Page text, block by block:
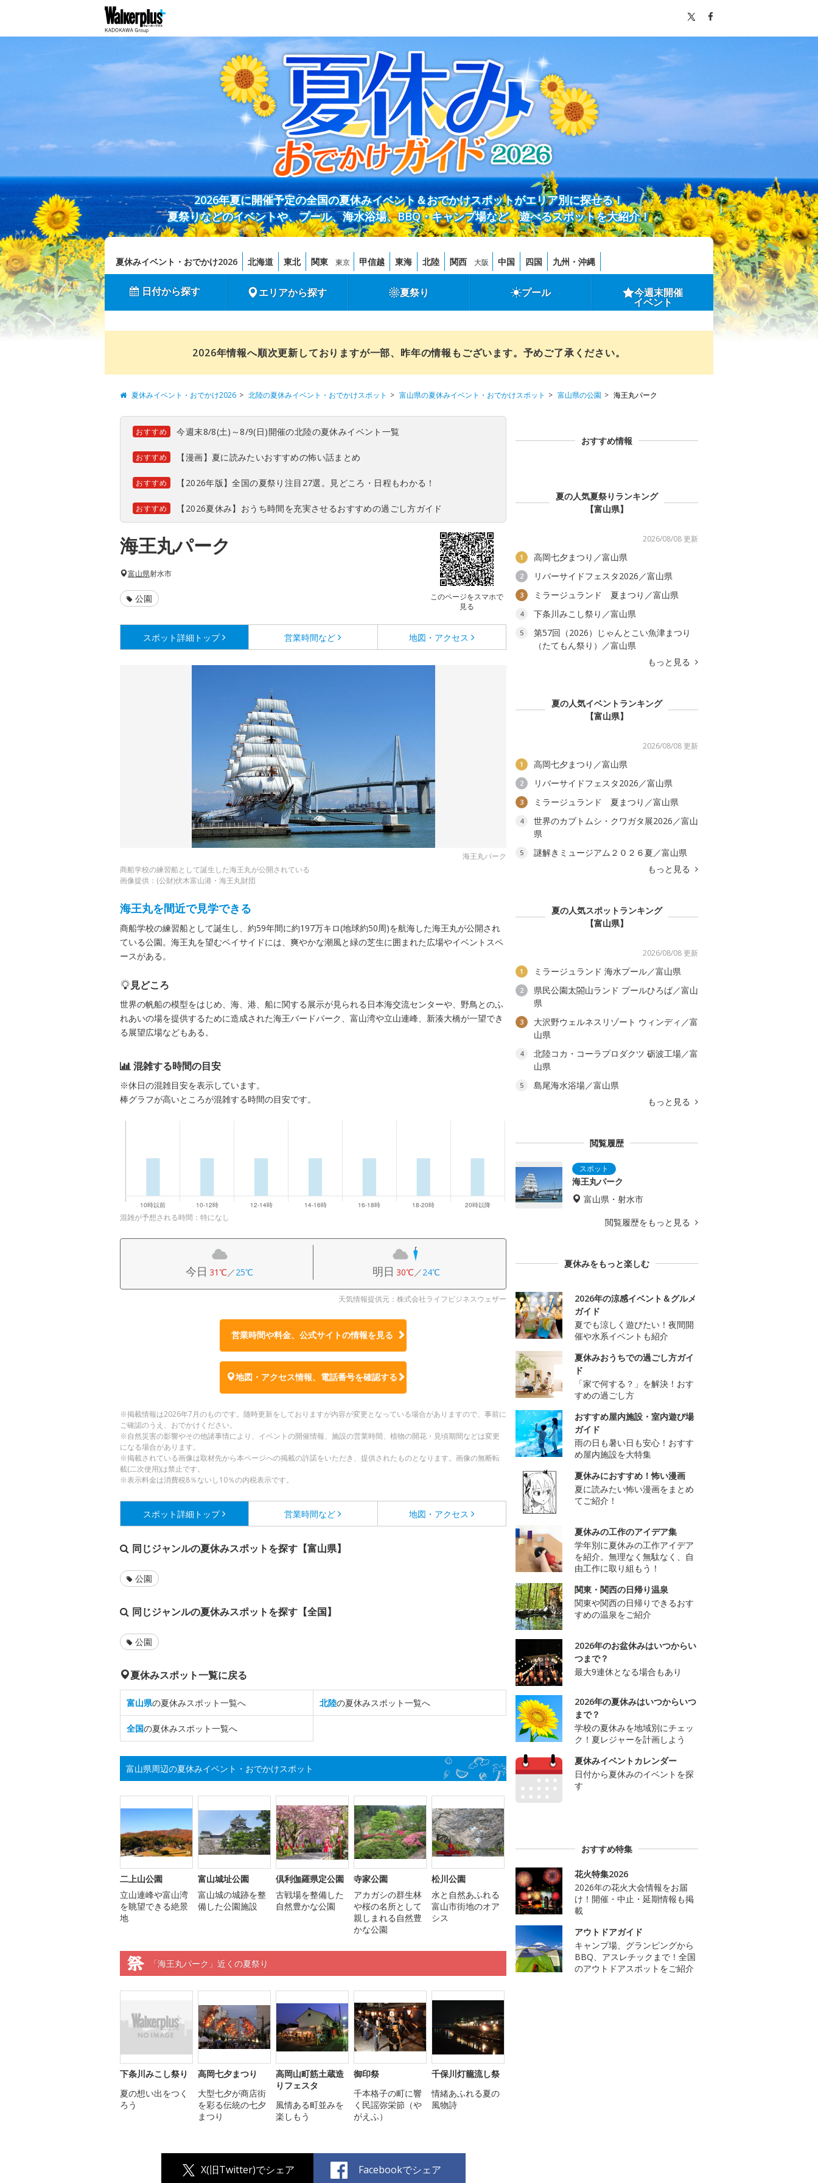
2026年夏に開催予定の全国の夏休みイベント＆おでかけスポットがエリア別に探せる！
夏祭りなどのイベントや、プール、海水浴場、BBQ・キャンプ場など、遊べるスポットを大紹介！
夏休みイベント・おでかけ2026 北海道 東北 関東 東京 甲信越 東海 北陸 関西 大阪 中国 四国 九州・沖縄
日付から探す エリアから探す 夏祭り プール 今週末開催
イベント
2026年情報へ順次更新しておりますが一部、昨年の情報もございます。予めご了承ください。
夏休みイベント・おでかけ2026 北陸の夏休みイベント・おでかけスポット 富山県の夏休みイベント・おでかけスポット 富山県の公園 海王丸パーク
おすすめ 今週末8/8(土)～8/9(日)開催の北陸の夏休みイベント一覧
おすすめ 【漫画】夏に読みたいおすすめの怖い話まとめ
おすすめ 【2026年版】全国の夏祭り注目27選。見どころ・日程もわかる！
おすすめ 【2026夏休み】おうち時間を充実させるおすすめの過ごし方ガイド
海王丸パーク
このページをスマホで
見る
富山県射水市
公園
スポット詳細 トップ 営業時間など 地図・アクセス
海王丸パーク
商船学校の練習船として誕生した海王丸が公開されている
画像提供：(公財)伏木富山港・海王丸財団
海王丸を間近で見学できる
商船学校の練習船として誕生し、約59年間に約197万キロ(地球約50周)を航海した海王丸が公開され
ている公園。海王丸を望むベイサイドには、爽やかな潮風と緑の芝生に囲まれた広場やイベントスペ
ースがある。
見どころ
世界の帆船の模型をはじめ、海、港、船に関する展示が見られる日本海交流センターや、野鳥とのふ
れあいの場を提供するために造成された海王バードパーク、富山湾や立山連峰、新湊大橋が一望でき
る展望広場などもある。
混雑する時間の目安
※休日の混雑目安を表示しています。
棒グラフが高いところが混雑する時間の目安です。
混雑が予想される時間：特になし
今日 31℃／25℃ 明日 30℃／24℃
天気情報提供元：株式会社ライフビジネスウェザー
営業時間や料金、公式サイトの情報を見る
地図・アクセス情報、電話番号を確認する
※掲載情報は2026年7月のものです。随時更新をしておりますが内容が変更となっている場合がありますので、事前に
ご確認のうえ、おでかけください。
※自然災害の影響やその他諸事情により、イベントの開催情報、施設の営業時間、植物の開花・見頃期間などは変更
になる場合があります。
※掲載されている画像は取材先から本ページへの掲載の許諾をいただき、提供されたものとなります。画像の無断転
載(二次使用)は禁止です。
※表示料金は消費税8％ないし10％の内税表示です。
スポット詳細 トップ 営業時間など 地図・アクセス
同じジャンルの夏休みスポットを探す【富山県】
公園
同じジャンルの夏休みスポットを探す【全国】
公園
夏休みスポット一覧に戻る
富山県の夏休みスポット一覧へ 北陸の夏休みスポット一覧へ
全国の夏休みスポット一覧へ
富山県周辺の夏休みイベント・おでかけスポット
二上山公園
立山連峰や富山湾
を眺望できる絶景
地
富山城址公園
富山城の城跡を整
備した公園施設
倶利伽羅県定公園
古戦場を整備した
自然豊かな公園
寺家公園
アカガシの群生林
や桜の名所として
親しまれる自然豊
かな公園
松川公園
水と自然あふれる
富山市街地のオア
シス
「海王丸パーク」近くの夏祭り
下条川みこし祭り
夏の想い出をつく
ろう
高岡七夕まつり
大型七夕が商店街
を彩る伝統の七夕
まつり
高岡山町筋土蔵造
りフェスタ
風情ある町並みを
楽しもう
御印祭
千本格子の町に響
く民謡弥栄節（や
がえふ）
千保川灯籠流し祭
情緒あふれる夏の
風物詩
X(旧Twitter)でシェア Facebookでシェア
おすすめ情報
夏の人気夏祭りランキング
【富山県】
2026/08/08 更新
1 高岡七夕まつり／富山県
2 リバーサイドフェスタ2026／富山県
3 ミラージュランド 夏まつり／富山県
4 下条川みこし祭り／富山県
5
第57回（2026）じゃんとこい魚津まつり
（たてもん祭り）／富山県
もっと見る
夏の人気イベントランキング
【富山県】
2026/08/08 更新
1 高岡七夕まつり／富山県
2 リバーサイドフェスタ2026／富山県
3 ミラージュランド 夏まつり／富山県
4
世界のカブトムシ・クワガタ展2026／富山
県
5
謎解きミュージアム２０２６夏／富山県
もっと見る
夏の人気スポットランキング
【富山県】
2026/08/08 更新
1 ミラージュランド 海水プール／富山県
2
県民公園太閤山ランド プールひろば／富山
県
3
大沢野ウェルネスリゾート ウィンディ／富
山県
4
北陸コカ・コーラプロダクツ 砺波工場／富
山県
5
島尾海水浴場／富山県
もっと見る
閲覧履歴
海王丸パーク
富山県・射水市
閲覧履歴をもっと見る
夏休みをもっと楽しむ
2026年の涼感イベント＆グルメ
ガイド
夏でも涼しく遊びたい！夜間開
催や水系イベントも紹介
夏休みおうちでの過ごし方ガイ
ド
「家で何する？」を解決！おす
すめの過ごし方
おすすめ屋内施設・室内遊び場
ガイド
雨の日も暑い日も安心！おすす
め屋内施設を大特集
夏休みにおすすめ！怖い漫画
夏に読みたい怖い漫画をまとめ
てご紹介！
夏休みの工作のアイデア集
学年別に夏休みの工作アイデア
を紹介。無理なく無駄なく、自
由工作に取り組もう！
関東・関西の日帰り温泉
関東や関西の日帰りできるおす
すめの温泉をご紹介
2026年のお盆休みはいつからい
つまで？
最大9連休となる場合もあり
2026年の夏休みはいつからいつ
まで？
学校の夏休みを地域別にチェッ
ク！夏レジャーを計画しよう
夏休みイベントカレンダー
日付から夏休みのイベントを探
す
おすすめ特集
花火特集2026
2026年の花火大会情報をお届
け！開催・中止・延期情報も掲
載
アウトドアガイド
キャンプ場、グランピングから
BBQ、アスレチックまで！全国
のアウトドアスポットをご紹介